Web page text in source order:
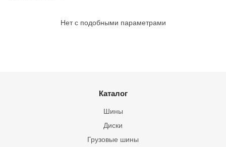
Нет с подобными параметрами
Каталог
Шины
Грузовые шины
Диски